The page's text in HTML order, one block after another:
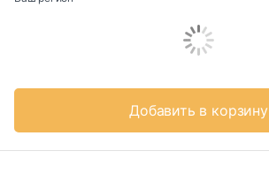
Добавить в корзину